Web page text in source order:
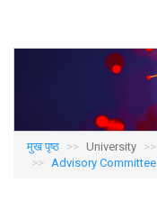
मुख पृष्ठ University
Advisory Committee